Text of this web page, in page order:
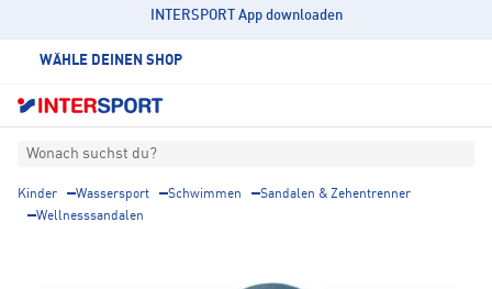
INTERSPORT App downloaden
WÄHLE DEINEN SHOP
Wonach suchst du?
Kinder Wassersport Schwimmen
Sandalen & Zehentrenner
Wellnesssandalen